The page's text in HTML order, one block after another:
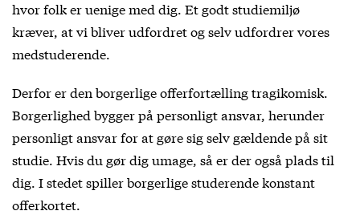
hvor folk er uenige med dig. Et godt studiemiljø
kræver, at vi bliver udfordret og selv udfordrer vores
medstuderende.
Derfor er den borgerlige offerfortælling tragikomisk.
Borgerlighed bygger på personligt ansvar, herunder
personligt ansvar for at gøre sig selv gældende på sit
studie. Hvis du gør dig umage, så er der også plads til
dig. I stedet spiller borgerlige studerende konstant
offerkortet.